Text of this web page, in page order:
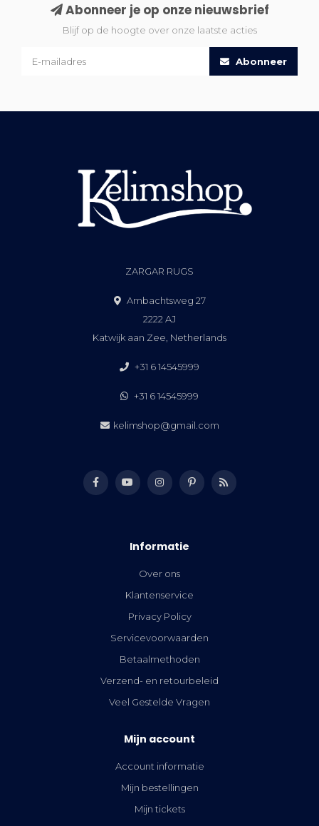
Abonneer je op onze nieuwsbrief
Blijf op de hoogte over onze laatste acties
Abonneer
ZARGAR RUGS
Ambachtsweg 27
2222 AJ
Katwijk aan Zee, Netherlands
+31 6 14545999
+31 6 14545999
kelimshop@gmail.com
Informatie
Over ons
Klantenservice
Privacy Policy
Servicevoorwaarden
Betaalmethoden
Verzend- en retourbeleid
Veel Gestelde Vragen
Mijn account
Account informatie
Mijn bestellingen
Mijn tickets